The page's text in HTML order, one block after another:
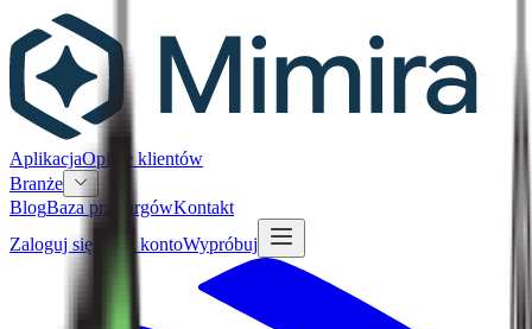
AplikacjaOpinie klientów
Branże
BlogBaza przetargówKontakt
Zaloguj się Załóż kontoWypróbuj